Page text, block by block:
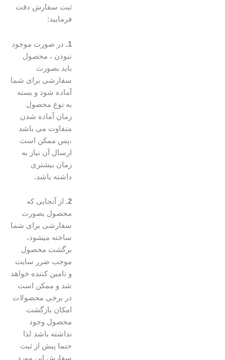
ثبت سفارش دقت
فرمایید:
در صورت موجود
نبودن ، محصول
باید بصورت
سفارشی برای شما
آماده شود و بسته
به نوع محصول
زمان آماده شدن
متفاوت می باشد
،پس ممکن است
ارسال آن نیاز به
زمان بیشتری
داشته باشد.
از آنجایی که
محصول بصورت
سفارشی برای شما
ساخته میشود،
برگشت محصول
موجب ضرر سایت
و تامین کننده خواهد
شد و ممکن است
در برخی محصولات
امکان بازگشت
محصول وجود
نداشته باشد لذا
حتما پیش از ثبت
سفارش این مورد